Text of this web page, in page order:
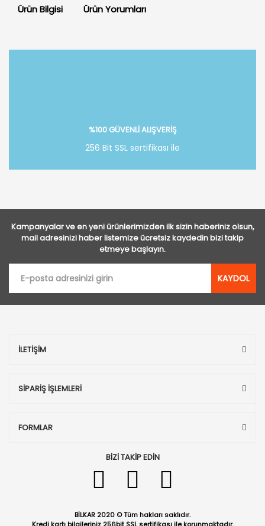
Ürün Bilgisi Ürün Yorumları
%100 GÜVENLİ ALIŞVERİŞ
256 Bit SSL sertifikası ile
Kampanyalar ve en yeni ürünlerimizden ilk sizin haberiniz olsun,
mail adresinizi haber listemize ücretsiz kaydedin bizi takip
etmeye başlayın.
KAYDOL
İLETİŞİM
SİPARİŞ İŞLEMLERİ
FORMLAR
BİZİ TAKİP EDİN
BİLKAR 2020 © Tüm hakları saklıdır.